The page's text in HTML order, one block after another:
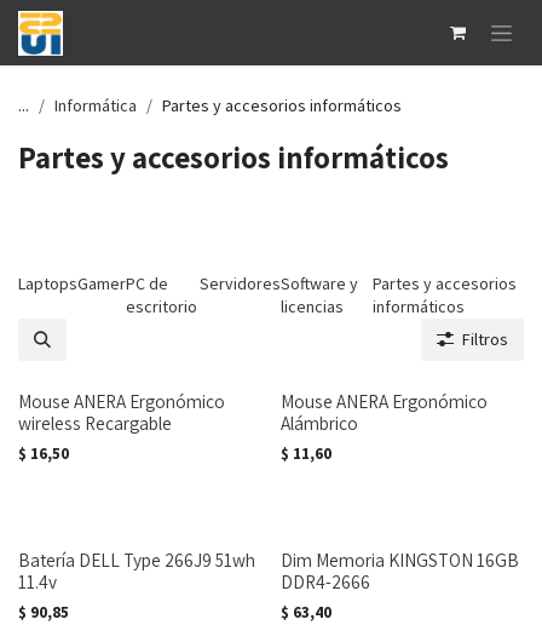
Ir al contenido
... Informática Partes y accesorios informáticos
Partes y accesorios informáticos
LaptopsGamerPC de
escritorio
ServidoresSoftware y
licencias
Partes y accesorios
informáticos
Filtros
Mouse ANERA Ergonómico
wireless Recargable
$ 16,50
Mouse ANERA Ergonómico
Alámbrico
$ 11,60
Batería DELL Type 266J9 51wh
11.4v
$ 90,85
Dim Memoria KINGSTON 16GB
DDR4-2666
$ 63,40